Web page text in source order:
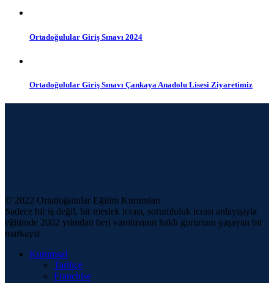
Ortadoğulular Giriş Sınavı 2024
Ortadoğulular Giriş Sınavı Çankaya Anadolu Lisesi Ziyaretimiz
© 2022 Ortadoğulular Eğitim Kurumları
Sadece bir iş değil, bir meslek icrası, sorumluluk icrası anlayışıyla
eğitimde 2002 yılından beri varolmanın haklı gururunu yaşayan bir
markayız
Kurumsal
Tarihçe
Franchise